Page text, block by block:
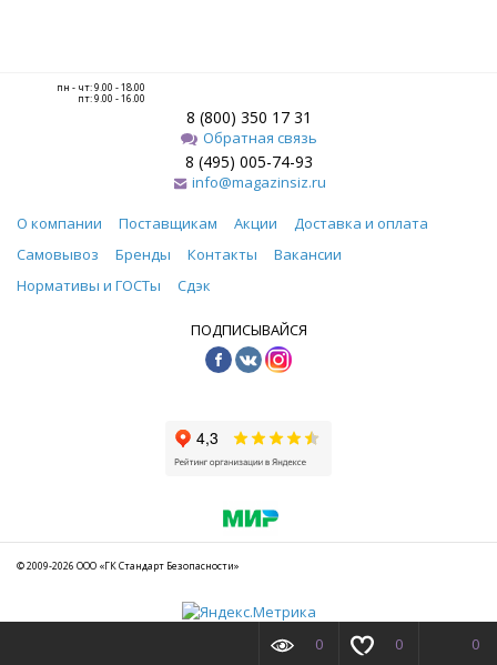
пн - чт: 9.00 - 18.00
пт: 9.00 - 16.00
8 (800) 350 17 31
Обратная связь
8 (495) 005-74-93
info@magazinsiz.ru
О компании Поставщикам Акции
Доставка и оплата
Самовывоз
Бренды Контакты
Вакансии
Нормативы и ГОСТы
Сдэк
ПОДПИСЫВАЙСЯ
© 2009-2026 ООО «ГК Стандарт Безопасности»
0 0 0